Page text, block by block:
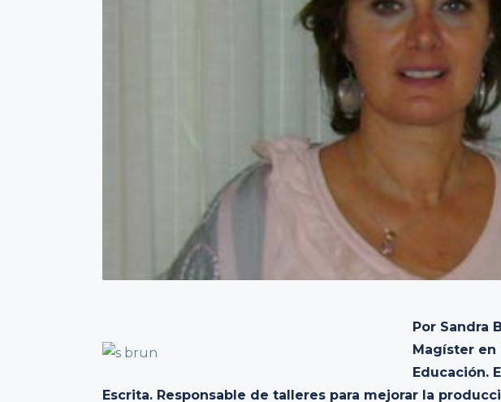
Por Sandra
Magíster en
Educación.
Escrita. Responsable de talleres para mejorar la